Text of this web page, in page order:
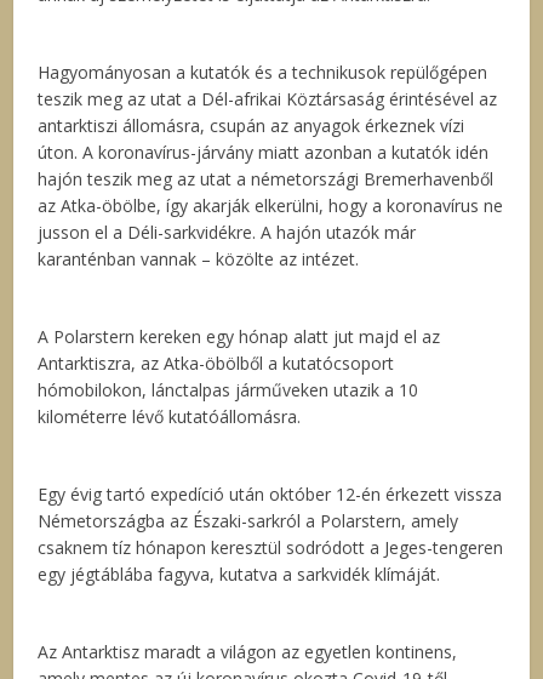
Hagyományosan a kutatók és a technikusok repülőgépen
teszik meg az utat a Dél-afrikai Köztársaság érintésével az
antarktiszi állomásra, csupán az anyagok érkeznek vízi
úton. A koronavírus-járvány miatt azonban a kutatók idén
hajón teszik meg az utat a németországi Bremerhavenből
az Atka-öbölbe, így akarják elkerülni, hogy a koronavírus ne
jusson el a Déli-sarkvidékre. A hajón utazók már
karanténban vannak – közölte az intézet.
A Polarstern kereken egy hónap alatt jut majd el az
Antarktiszra, az Atka-öbölből a kutatócsoport
hómobilokon, lánctalpas járműveken utazik a 10
kilométerre lévő kutatóállomásra.
Egy évig tartó expedíció után október 12-én érkezett vissza
Németországba az Északi-sarkról a Polarstern, amely
csaknem tíz hónapon keresztül sodródott a Jeges-tengeren
egy jégtáblába fagyva, kutatva a sarkvidék klímáját.
Az Antarktisz maradt a világon az egyetlen kontinens,